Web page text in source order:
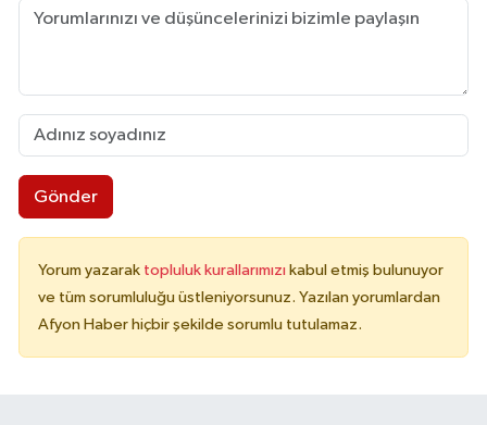
Gönder
Yorum yazarak topluluk kurallarımızı kabul etmiş bulunuyor
ve tüm sorumluluğu üstleniyorsunuz. Yazılan yorumlardan
Afyon Haber hiçbir şekilde sorumlu tutulamaz.